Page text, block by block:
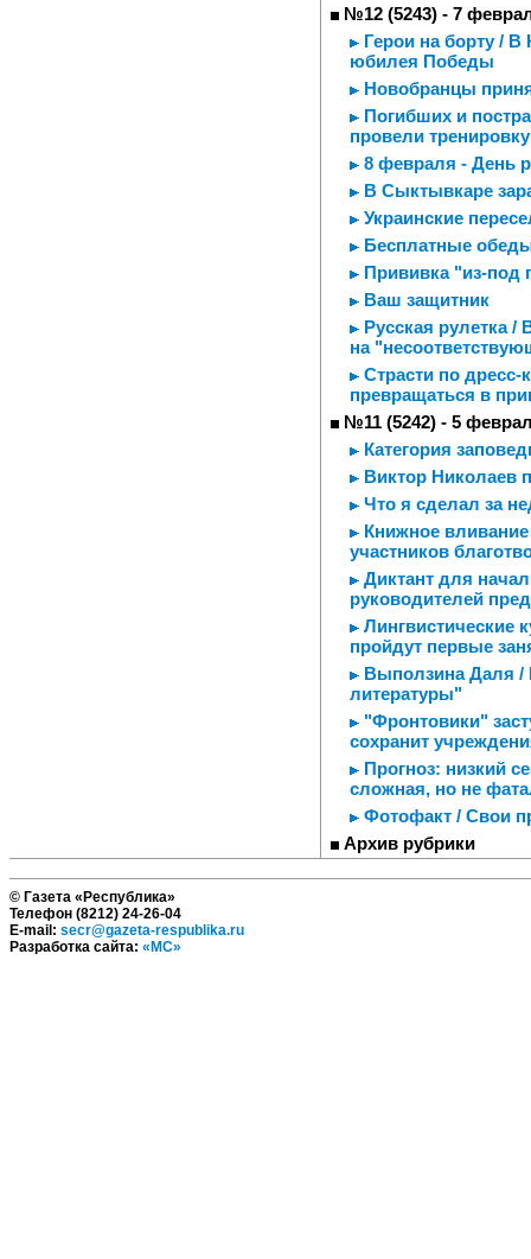
№12 (5243) - 7
Герои на борту /
юбилея Победы
Новобранцы
Погибших и
провели
8 февраля - День
В Сыктывкаре
Украинские
Бесплатные
Прививка "из-под
Ваш защитник
Русская рулетка
на
Страсти по
превращаться в
№11 (5242) - 5
Категория
Виктор Николаев
Что я сделал за
Книжное
участников
Диктант для
руководителей
Лингвистические
пройдут первые
Выползина Даля /
литературы"
"Фронтовики"
сохранит
Прогноз: низкий
сложная, но не
Фотофакт / Свои
Архив рубрики
© Газета «Республика»
Телефон (8212) 24-26-04
E-mail: secr@gazeta-respublika.ru
Разработка сайта: «МС»